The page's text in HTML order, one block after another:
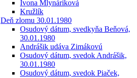
Ivona Mlynáriková
Kružlík
Deň zlomu 30.01.1980
Osudový dátum, svedkyňa Beňová,
30.01.1980
Andrášik udáva Zimákovú
Osudový dátum, svedok Andrášik,
30.01.1980
Osudový dátum, svedok Piaček,